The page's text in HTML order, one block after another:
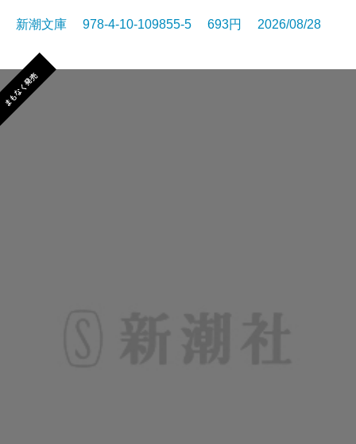
新潮文庫 978-4-10-109855-5 693円 2026/08/28
まもなく発売